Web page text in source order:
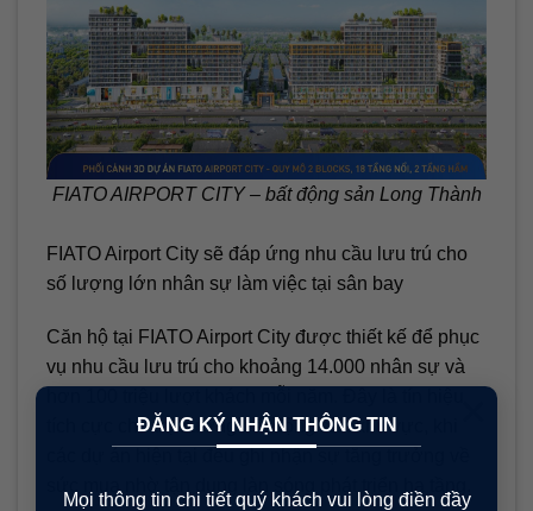
ĐĂNG KÝ NHẬN THÔNG TIN
Mọi thông tin chi tiết quý khách vui lòng điền đầy
FIATO AIRPORT CITY – bất động sản Long Thành
FIATO Airport City sẽ đáp ứng nhu cầu lưu trú cho
số lượng lớn nhân sự làm việc tại sân bay
Căn hộ tại FIATO Airport City được thiết kế để phục
vụ nhu cầu lưu trú cho khoảng 14.000 nhân sự và
tích cực cho thị trường bất động sản khu vực, khi
sức mua nhờ tận dụng làn sóng phát triển hạ tầng.